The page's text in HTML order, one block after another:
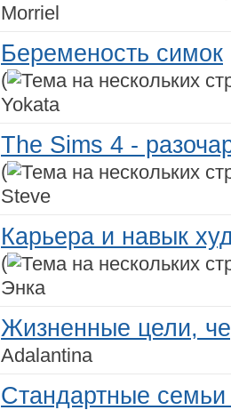
Morriel
Беременость симок
(
Yokata
The Sims 4 -
(
Steve
Карьера и навык
(
Энка
Жизненные цели,
Adalantina
Стандартные